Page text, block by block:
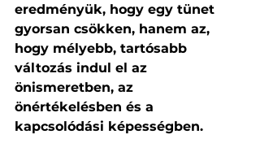
eredményük, hogy egy tünet
gyorsan csökken, hanem az,
hogy mélyebb, tartósabb
változás indul el az
önismeretben, az
önértékelésben és a
kapcsolódási képességben.